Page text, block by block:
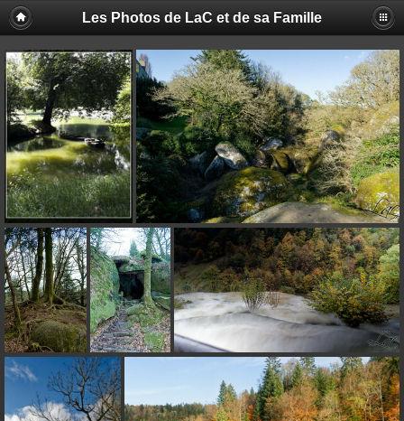
Les Photos de LaC et de sa Famille